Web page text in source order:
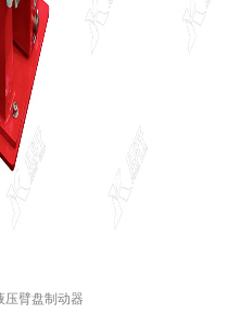
压臂盘制动器